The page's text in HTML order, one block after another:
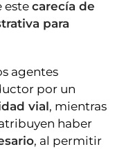
este carecía de
para
agentes
por un
vial, mientras
haber
, al permitir